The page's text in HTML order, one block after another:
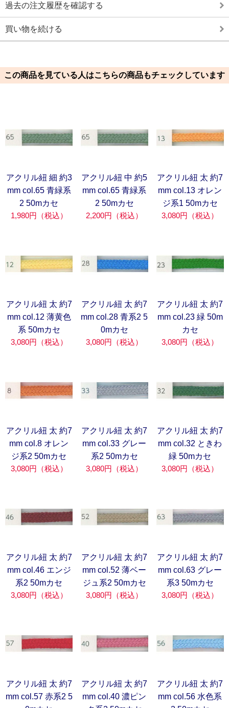
過去の注文履歴を確認する
買い物を続ける
この商品を見ている人はこちらの商品もチェックしています
アクリル紐 細 約3
mm col.65 青緑系
2 50mカセ
1,980円（税込）
アクリル紐 中 約5
mm col.65 青緑系
2 50mカセ
2,200円（税込）
アクリル紐 太 約7
mm col.13 オレン
ジ系1 50mカセ
3,080円（税込）
アクリル紐 太 約7
mm col.12 薄黄色
系 50mカセ
3,080円（税込）
アクリル紐 太 約7
mm col.28 青系2 5
0mカセ
3,080円（税込）
アクリル紐 太 約7
mm col.23 緑 50m
カセ
3,080円（税込）
アクリル紐 太 約7
mm col.8 オレン
ジ系2 50mカセ
3,080円（税込）
アクリル紐 太 約7
mm col.33 グレー
系2 50mカセ
3,080円（税込）
アクリル紐 太 約7
mm col.32 ときわ
緑 50mカセ
3,080円（税込）
アクリル紐 太 約7
mm col.46 エンジ
系2 50mカセ
3,080円（税込）
アクリル紐 太 約7
mm col.52 薄ベー
ジュ系2 50mカセ
3,080円（税込）
アクリル紐 太 約7
mm col.63 グレー
系3 50mカセ
3,080円（税込）
アクリル紐 太 約7
mm col.57 赤系2 5
アクリル紐 太 約7
mm col.40 濃ピン
アクリル紐 太 約7
mm col.56 水色系